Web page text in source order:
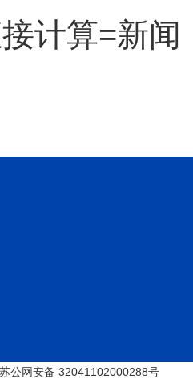
计算=新闻
公网安备 32041102000288号